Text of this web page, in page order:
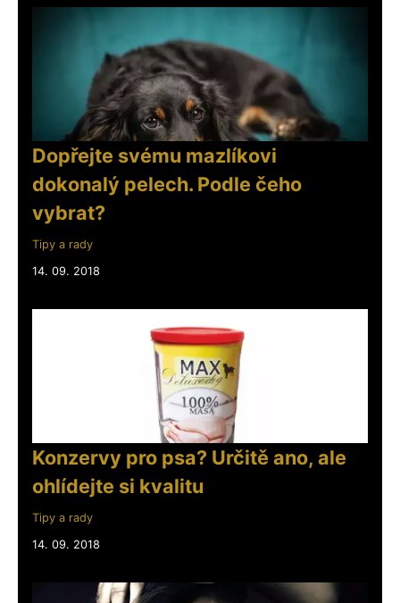
Dopřejte svému mazlíkovi
dokonalý pelech. Podle čeho
vybrat?
Tipy a rady
14. 09. 2018
Konzervy pro psa? Určitě ano, ale
ohlídejte si kvalitu
Tipy a rady
14. 09. 2018